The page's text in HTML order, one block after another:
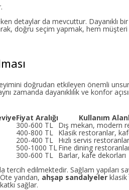
detaylar da mevcuttur. Dayanıklı
doğru seçim yapmak, hem
doğrudan etkileyen önemli
zamanda dayanıklılık ve konfor
Fiyat Aralığı Kullanım
300-600 TL Dış mekan, modern
400-800 TL Klasik restoranlar,
200-400 TL Hızlı servis
500-1000 TL Fine dining
300-600 TL
Barlar, kafe dekorları
tercih edilmektedir. Sağlam yapıları
yandan, ahşap sandalyeler klasik
sağlar.